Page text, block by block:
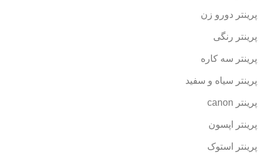
پرینتر دورو زن
پرینتر رنگی
پرینتر سه کاره
پرینتر سیاه و سفید
پرینتر canon
پرینتر اپسون
پرینتر استوک